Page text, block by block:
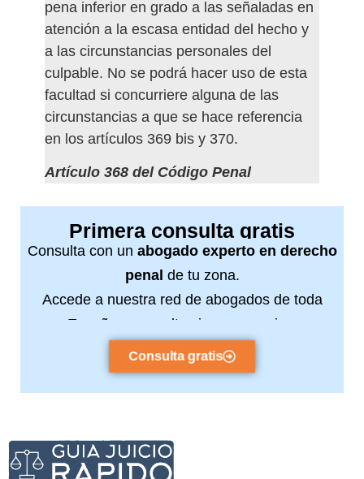
pena inferior en grado a las señaladas en
atención a la escasa entidad del hecho y
a las circunstancias personales del
culpable. No se podrá hacer uso de esta
facultad si concurriere alguna de las
circunstancias a que se hace referencia
en los artículos 369 bis y 370.
Artículo 368 del Código Penal
Primera consulta gratis
Consulta con un abogado experto en derecho
penal de tu zona.
Accede a nuestra red de abogados de toda
España y consulta sin compromiso.
Consulta gratis